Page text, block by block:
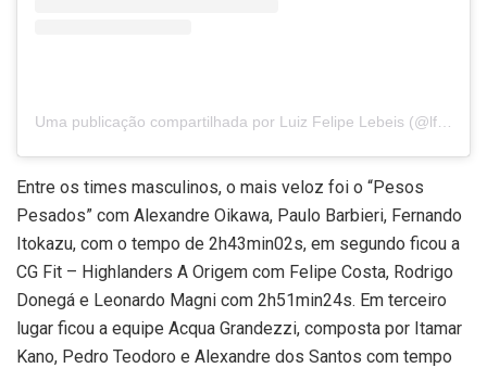
Entre os times masculinos, o mais veloz foi o “Pesos
Pesados” com Alexandre Oikawa, Paulo Barbieri, Fernando
Itokazu, com o tempo de 2h43min02s, em segundo ficou a
CG Fit – Highlanders A Origem com Felipe Costa, Rodrigo
Donegá e Leonardo Magni com 2h51min24s. Em terceiro
lugar ficou a equipe Acqua Grandezzi, composta por Itamar
Kano, Pedro Teodoro e Alexandre dos Santos com tempo